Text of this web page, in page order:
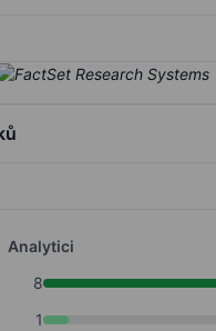
Analytici
8
1